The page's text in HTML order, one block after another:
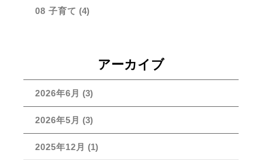
08 子育て (4)
アーカイブ
2026年6月 (3)
2026年5月 (3)
2025年12月 (1)